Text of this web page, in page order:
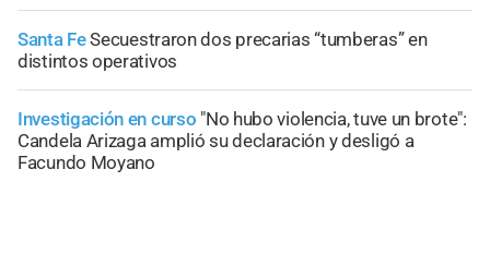
Santa FeSecuestraron dos precarias “tumberas” en
distintos operativos
Investigación en curso "No hubo violencia, tuve un brote":
Candela Arizaga amplió su declaración y desligó a
Facundo Moyano